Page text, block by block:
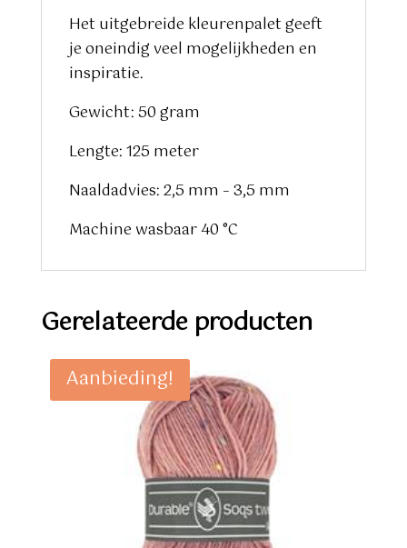
Het uitgebreide kleurenpalet geeft
je oneindig veel mogelijkheden en
inspiratie.
Gewicht: 50 gram
Lengte: 125 meter
Naaldadvies: 2,5 mm – 3,5 mm
Machine wasbaar 40 °C
Gerelateerde producten
Aanbieding!